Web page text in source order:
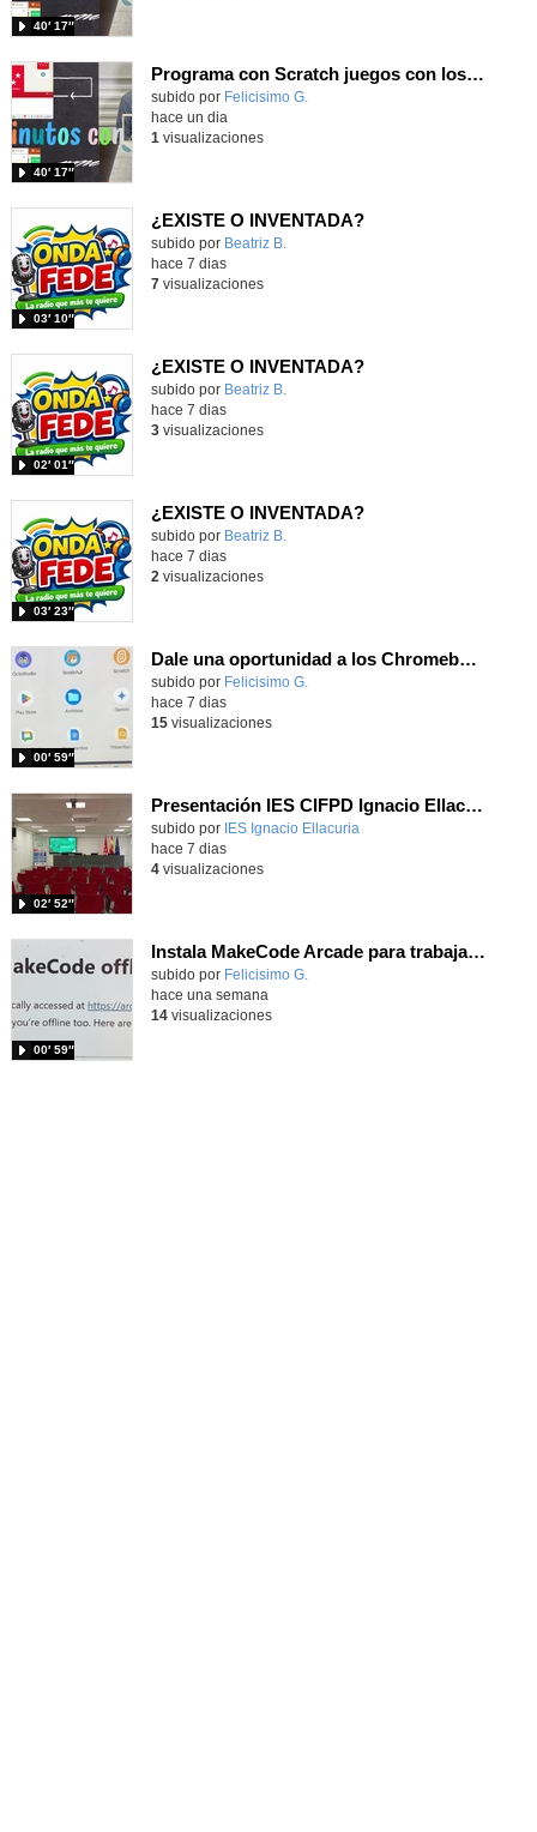
40′ 17″
Programa con Scratch juegos con los partidos del mundial 2026 ganados por España
Contenido educativo.
subido por Felicisimo G.
40′ 17″
hace un dia
1 visualizaciones
¿EXISTE O INVENTADA?
Contenido educativo.
subido por Beatriz B.
03′ 10″
hace 7 dias
7visualizaciones
¿EXISTE O INVENTADA?
Contenido educativo.
subido por Beatriz B.
02′ 01″
hace 7 dias
3visualizaciones
¿EXISTE O INVENTADA?
Contenido educativo.
subido por Beatriz B.
03′ 23″
hace 7 dias
2 visualizaciones
Dale una oportunidad a los Chromebooks y utiliza un proyector para realizar talleres si no tienes pantallas táctiles
Contenido educativo.
subido por Felicisimo G.
00′ 59″
hace 7 dias
15visualizaciones
Presentación IES CIFPD Ignacio Ellacuría
Contenido educativo.
subido por IES Ignacio Ellacuria
02′ 52″
hace 7 dias
4visualizaciones
Instala MakeCode Arcade para trabajar offline en tu tablet, ordenador, Chromebook
Contenido educativo.
subido por Felicisimo G.
00′ 59″
hace una semana
14visualizaciones